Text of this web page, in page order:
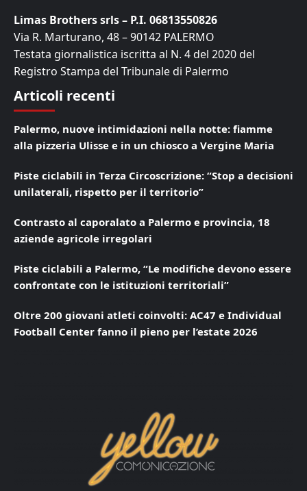
Limas Brothers srls – P.I. 06813550826
Via R. Marturano, 48 – 90142 PALERMO
Testata giornalistica iscritta al N. 4 del 2020 del
Registro Stampa del Tribunale di Palermo
Articoli recenti
Palermo, nuove intimidazioni nella notte: fiamme
alla pizzeria Ulisse e in un chiosco a Vergine Maria
Piste ciclabili in Terza Circoscrizione: “Stop a decisioni
unilaterali, rispetto per il territorio”
Contrasto al caporalato a Palermo e provincia, 18
aziende agricole irregolari
Piste ciclabili a Palermo, “Le modifiche devono essere
confrontate con le istituzioni territoriali”
Oltre 200 giovani atleti coinvolti: AC47 e Individual
Football Center fanno il pieno per l’estate 2026